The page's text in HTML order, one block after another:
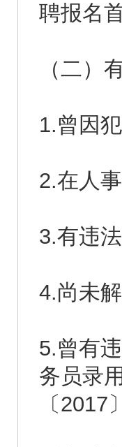
聘报名
（二）
1.曾因
2.在人
3.有违
4.尚未
5.曾有
务员录
〔